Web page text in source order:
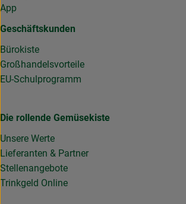
App
Geschäftskunden
Bürokiste
Großhandelsvorteile
EU-Schulprogramm
Die rollende Gemüsekiste
Unsere Werte
Lieferanten & Partner
Stellenangebote
Trinkgeld Online